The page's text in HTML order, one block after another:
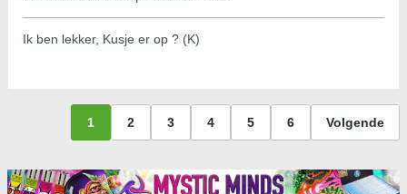
Ik ben lekker, Kusje er op ? (K)
1 2 3 4 5 6 Volgende